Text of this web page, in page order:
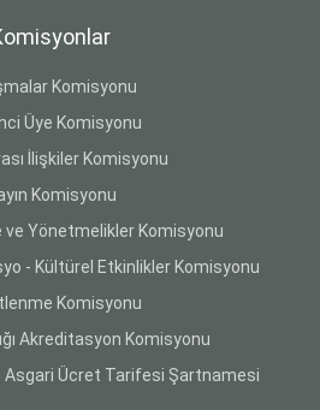
Komisyonu
Üye Komisyonu
İlişkiler Komisyonu
Komisyonu
ve Yönetmelikler Komisyonu
- Kültürel Etkinlikler Komisyonu
Komisyonu
Akreditasyon Komisyonu
Asgari Ücret Tarifesi Şartnamesi